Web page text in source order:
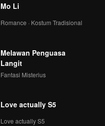
Mo Li
Romance · Kostum Tradisional
Melawan Penguasa
Langit
Fantasi Misterius
Love actually S5
Love actually S5